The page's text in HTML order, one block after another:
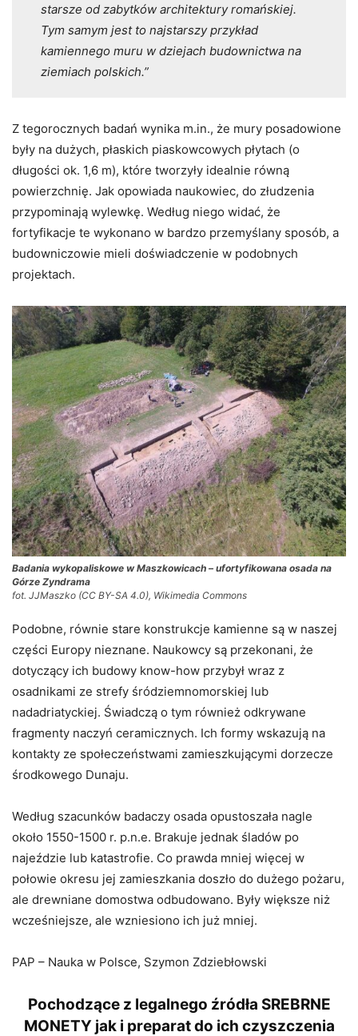
starsze od zabytków architektury romańskiej.
Tym samym jest to najstarszy przykład
kamiennego muru w dziejach budownictwa na
ziemiach polskich.”
Z tegorocznych badań wynika m.in., że mury posadowione
były na dużych, płaskich piaskowcowych płytach (o
długości ok. 1,6 m), które tworzyły idealnie równą
powierzchnię. Jak opowiada naukowiec, do złudzenia
przypominają wylewkę. Według niego widać, że
fortyfikacje te wykonano w bardzo przemyślany sposób, a
budowniczowie mieli doświadczenie w podobnych
projektach.
Badania wykopaliskowe w Maszkowicach – ufortyfikowana osada na
Górze Zyndrama
fot. JJMaszko (CC BY-SA 4.0), Wikimedia Commons
Podobne, równie stare konstrukcje kamienne są w naszej
części Europy nieznane. Naukowcy są przekonani, że
dotyczący ich budowy know-how przybył wraz z
osadnikami ze strefy śródziemnomorskiej lub
nadadriatyckiej. Świadczą o tym również odkrywane
fragmenty naczyń ceramicznych. Ich formy wskazują na
kontakty ze społeczeństwami zamieszkującymi dorzecze
środkowego Dunaju.
Według szacunków badaczy osada opustoszała nagle
około 1550-1500 r. p.n.e. Brakuje jednak śladów po
najeździe lub katastrofie. Co prawda mniej więcej w
połowie okresu jej zamieszkania doszło do dużego pożaru,
ale drewniane domostwa odbudowano. Były większe niż
wcześniejsze, ale wzniesiono ich już mniej.
PAP – Nauka w Polsce, Szymon Zdziebłowski
Pochodzące z legalnego źródła SREBRNE
MONETY jak i preparat do ich czyszczenia